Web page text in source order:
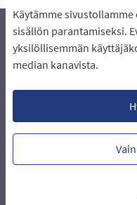
Käytämme
sisällön parantamiseksi.
yksilöllisemmän
median kanavista.
Äänestyksen pikaohjeet
Näin äänestät